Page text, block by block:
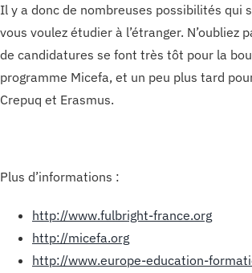
Il y a donc de nombreuses possibilités qui
vous voulez étudier à l’étranger. N’oubliez
de candidatures se font très tôt pour la
programme Micefa, et un peu plus tard
Crepuq et Erasmus.
Plus d’informations :
http://www.fulbright-france.org
http://micefa.org
http://www.europe-education-